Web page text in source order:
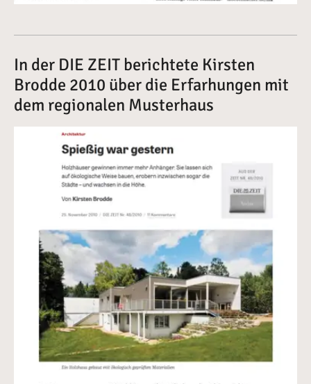
In der DIE ZEIT berichtete Kirsten
Brodde 2010 über die Erfarhungen mit
dem regionalen Musterhaus
Vergrößerte Version anzeigen